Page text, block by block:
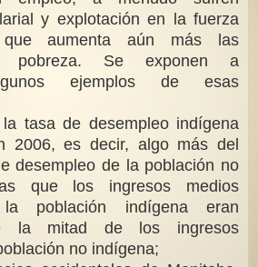
y explotación en la fuerza
aumenta aún más las
pobreza. Se exponen a
ejemplos de esas
tasa de desempleo indígena
2006, es decir, algo más del
desempleo de la población no
que los ingresos medios
población indígena eran
la mitad de los ingresos
no indígena;